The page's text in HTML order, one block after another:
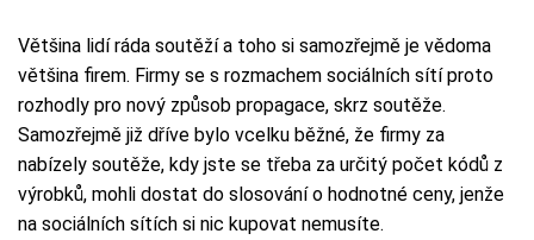
Většina lidí ráda soutěží a toho si samozřejmě je vědoma
většina firem. Firmy se s rozmachem sociálních sítí proto
rozhodly pro nový způsob propagace, skrz soutěže.
Samozřejmě již dříve bylo vcelku běžné, že firmy za
nabízely soutěže, kdy jste se třeba za určitý počet kódů z
výrobků, mohli dostat do slosování o hodnotné ceny, jenže
na sociálních sítích si nic kupovat nemusíte.